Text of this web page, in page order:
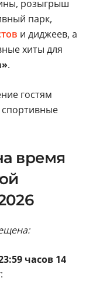
розыгрыш
парк,
и диджеев, а
хиты для
.
гостям
время
часов 14